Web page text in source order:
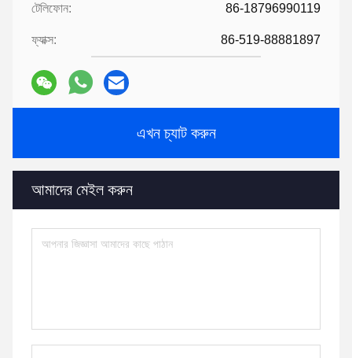
টেলিফোন: 86-18796990119
ফ্যাক্স: 86-519-88881897
এখন চ্যাট করুন
আমাদের মেইল ​​করুন